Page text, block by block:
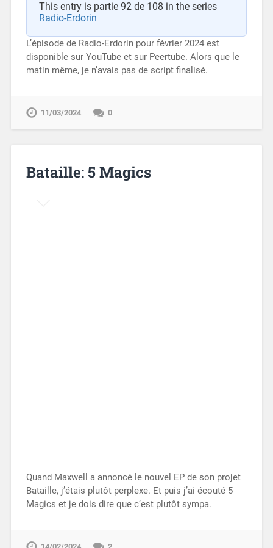
This entry is partie 92 de 108 in the series
Radio-Erdorin
L’épisode de Radio-Erdorin pour février 2024 est
disponible sur YouTube et sur Peertube. Alors que le
matin même, je n’avais pas de script finalisé.
11/03/2024 0
Bataille: 5 Magics
Quand Maxwell a annoncé le nouvel EP de son projet
Bataille, j’étais plutôt perplexe. Et puis j’ai écouté 5
Magics et je dois dire que c’est plutôt sympa.